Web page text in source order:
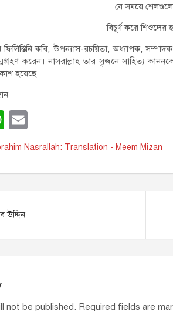
যে সময়ে
বিচূর্ণ করে শিশুদের
কবি, উপন্যাস-রচয়িতা, অধ্যাপক,
করেন। নাসরাল্লাহ তার সৃজনে সাহিত্য
হয়েছে।
W
h
at
s
p
p
m
ail
Nasrallah: Translation - Meem Mizan
উদ্দিন
not be published. Required fields are